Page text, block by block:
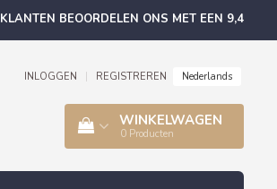
KLANTEN BEOORDELEN ONS MET EEN 9,4
INLOGGEN REGISTREREN Nederlands
WINKELWAGEN
0 Producten